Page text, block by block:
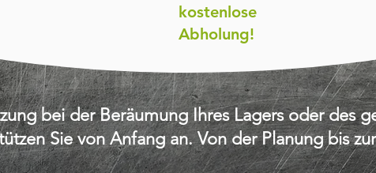
kostenlose
Abholung!
bei der Beräumung Ihres Lagers oder des
Sie von Anfang an. Von der Planung bis